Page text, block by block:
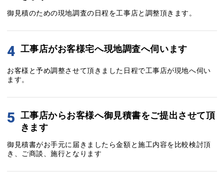
御見積のための現地調査の日程を工事店と調整頂きます。
4 工事店がお客様宅へ現地調査へ伺います
お客様と予め調整させて頂きました日程で工事店が現地へ伺い
ます。
5 工事店からお客様へ御見積書をご提出させて頂
きます
御見積書がお手元に届きましたら金額と施工内容を比較検討頂
き、ご商談、施行となります